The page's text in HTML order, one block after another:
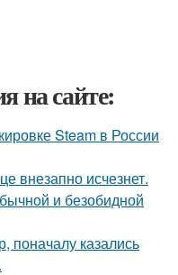
на сайте:
Steam в России
внезапно исчезнет.
и безобидной
поначалу казались